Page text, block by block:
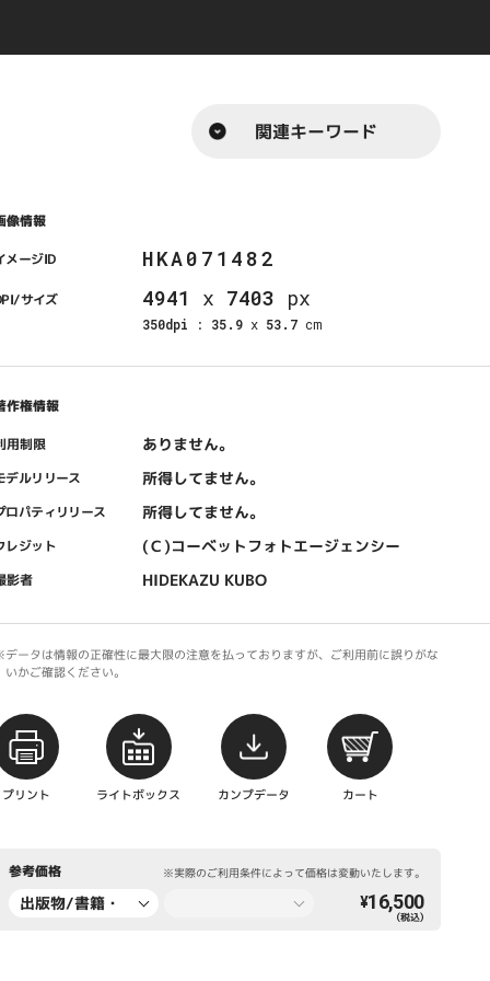
関連キーワード
像情報
メージID HKA071482
サイズ 4941 x 7403 px
350dpi : 35.9 x 53.7 cm
作権情報
用制限 ありません。
デルリリース 所得してません。
ロパティリリース 所得してません。
レジット (Ｃ)コーベットフォトエージェンシー
影者 HIDEKAZU KUBO
ータは情報の正確性に最大限の注意を払っておりますが、ご利用前に誤りがな
いかご確認ください。
プリント ライトボックス カンプデータ カート
参考価格 ※実際のご利用条件によって価格は変動いたします。
出版物/書籍・
¥16,500
（税込）